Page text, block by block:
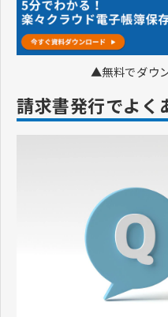
▲無料でダウ
請求書発行でよく